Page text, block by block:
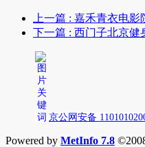
上一篇 : 嘉禾青衣电影
下一篇 : 西门子北京健
京公网安备
Powered by MetInfo 7.8